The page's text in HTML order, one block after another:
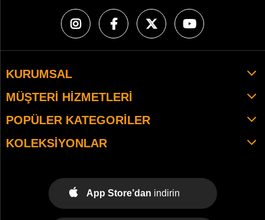
KURUMSAL
MÜŞTERI HIZMETLERI
POPÜLER KATEGORILER
KOLEKSIYONLAR
App Store’dan indirin